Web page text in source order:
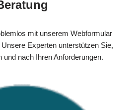
mit unserem Webformular
Experten unterstützen Sie,
und nach Ihren Anforderungen.